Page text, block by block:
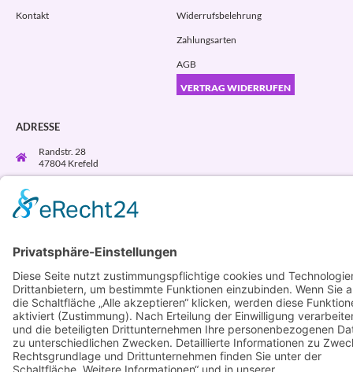
Kontakt Widerrufsbelehrung
Zahlungsarten
AGB
VERTRAG WIDERRUFEN
ADRESSE
Randstr. 28
47804 Krefeld
+49 176 58266120
info@kotarek.com
partner@kotarek.com B2B / Dropshipping
Verpackungsregister LUCID: DE2926643562464